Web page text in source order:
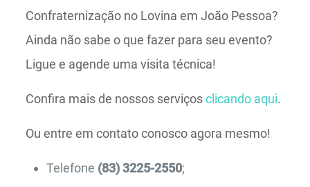
Confraternização no Lovina em João Pessoa?
Ainda não sabe o que fazer para seu evento?
Ligue e agende uma visita técnica!
Confira mais de nossos serviçosclicando aqui.
Ou entre em contato conosco agora mesmo!
Telefone (83) 3225-2550;